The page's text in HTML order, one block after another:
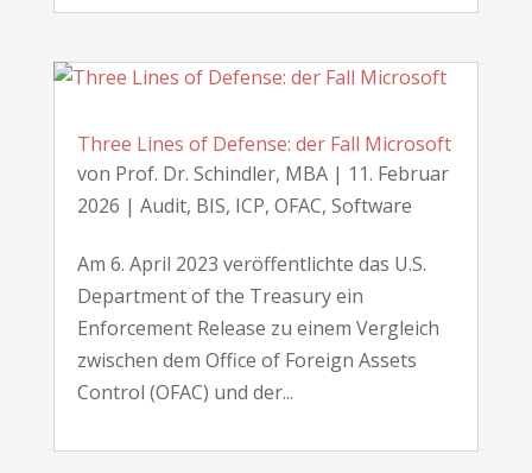
Three Lines of Defense: der Fall Microsoft
von Prof. Dr. Schindler, MBA| 11. Februar
2026 | Audit, BIS, ICP, OFAC, Software
Am 6. April 2023 veröffentlichte das U.S.
Department of the Treasury ein
Enforcement Release zu einem Vergleich
zwischen dem Office of Foreign Assets
Control (OFAC) und der...